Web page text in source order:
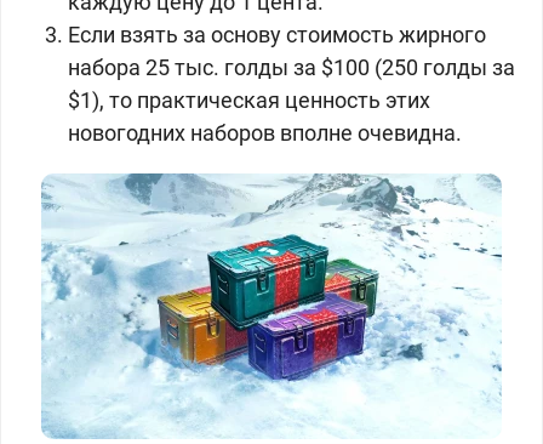
Если взять за основу стоимость жирного
набора 25 тыс. голды за $100 (250 голды за
$1), то практическая ценность этих
новогодних наборов вполне очевидна.